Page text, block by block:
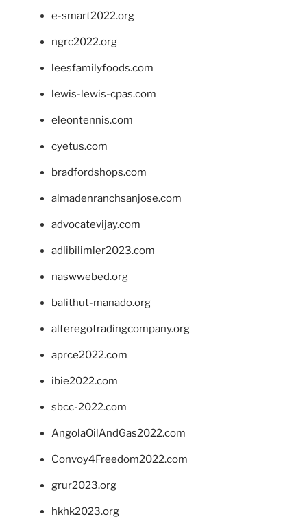
e-smart2022.org
ngrc2022.org
leesfamilyfoods.com
lewis-lewis-cpas.com
eleontennis.com
cyetus.com
bradfordshops.com
almadenranchsanjose.com
advocatevijay.com
adlibilimler2023.com
naswwebed.org
balithut-manado.org
alteregotradingcompany.org
aprce2022.com
ibie2022.com
sbcc-2022.com
AngolaOilAndGas2022.com
Convoy4Freedom2022.com
grur2023.org
hkhk2023.org